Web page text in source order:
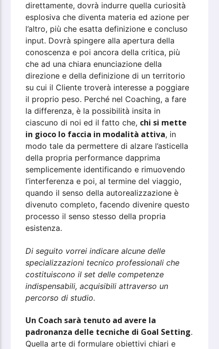
direttamente, dovrà indurre quella curiosità
esplosiva che diventa materia ed azione per
l’altro, più che esatta definizione e concluso
input. Dovrà spingere alla apertura della
conoscenza e poi ancora della critica, più
che ad una chiara enunciazione della
direzione e della definizione di un territorio
su cui il Cliente troverà interesse a poggiare
il proprio peso. Perché nel Coaching, a fare
la differenza, è la possibilità insita in
ciascuno di noi ed il fatto che, chi si mette
in gioco lo faccia in modalità attiva, in
modo tale da permettere di alzare l’asticella
della propria performance dapprima
semplicemente identificando e rimuovendo
l’interferenza e poi, al termine del viaggio,
quando il senso della autorealizzazione è
divenuto completo, facendo divenire questo
processo il senso stesso della propria
esistenza.
Di seguito vorrei indicare alcune delle
specializzazioni tecnico professionali che
costituiscono il set delle competenze
indispensabili, acquisibili attraverso un
percorso di studio.
Un Coach sarà tenuto ad avere la
padronanza delle tecniche di Goal Setting.
Quella arte di formulare obiettivi chiari e